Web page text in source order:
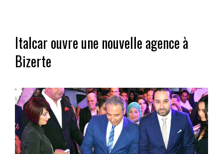
Italcar ouvre une nouvelle agence à
Bizerte